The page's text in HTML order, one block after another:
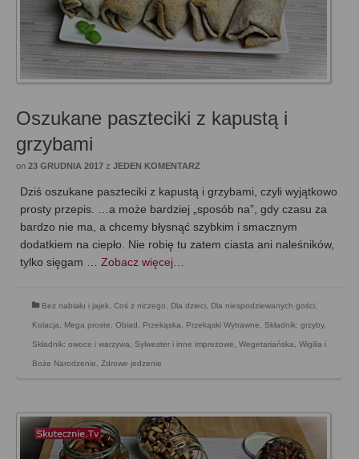
Oszukane paszteciki z kapustą i
grzybami
on 23 GRUDNIA 2017 z JEDEN KOMENTARZ
Dziś oszukane paszteciki z kapustą i grzybami, czyli wyjątkowo
prosty przepis. …a może bardziej „sposób na”, gdy czasu za
bardzo nie ma, a chcemy błysnąć szybkim i smacznym
dodatkiem na ciepło. Nie robię tu zatem ciasta ani naleśników,
tylko sięgam … Zobacz więcej…
Bez nabiału i jajek Coś z niczego Dla dzieci Dla niespodziewanych gości
Kolacja Mega proste Obiad Przekąska Przekąski Wytrawne Składnik: grzyby,
Składnik: owoce i warzywa Sylwester i inne imprezowe Wegetariańska Wigilia i
Boże Narodzenie Zdrowe jedzenie